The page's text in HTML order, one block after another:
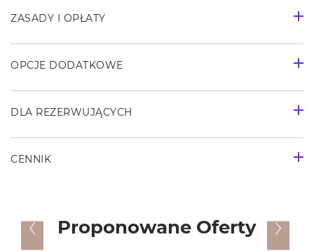
ZASADY I OPŁATY
OPCJE DODATKOWE
DLA REZERWUJĄCYCH
CENNIK
Proponowane Oferty